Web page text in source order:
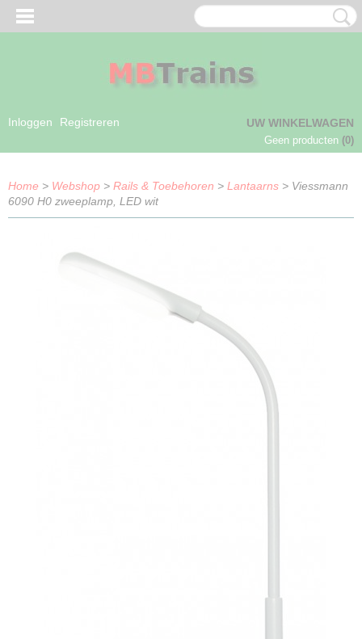
Inloggen Registreren UW WINKELWAGEN
Geen producten (0)
Home > Webshop > Rails & Toebehoren > Lantaarns > Viessmann
6090 H0 zweeplamp, LED wit